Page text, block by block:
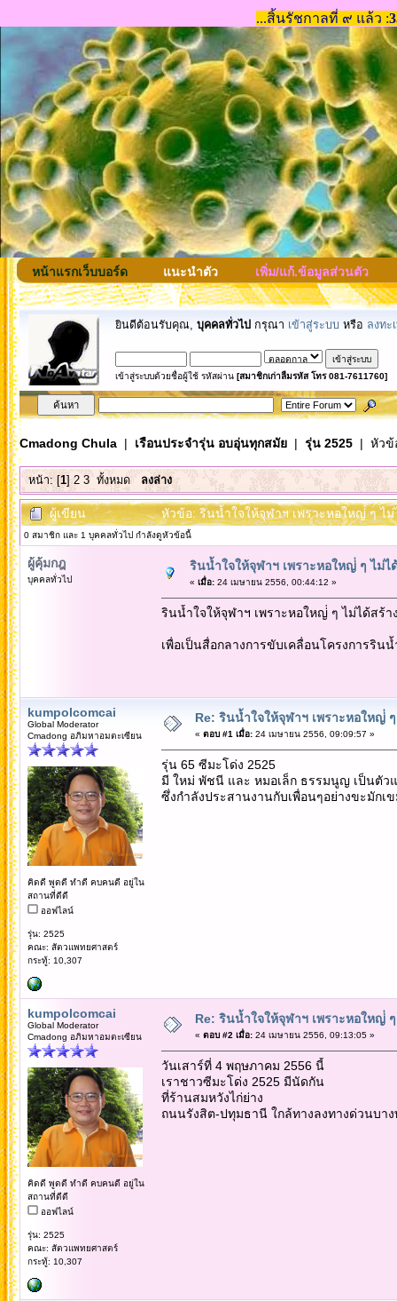
หน้าแรกเว็บบอร์ด แนะนำตัว เพิ่ม/แก้.ข้อมูลส่วนตัว
ยินดีต้อนรับคุณ, บุคคลทั่วไป กรุณา เข้าสู่ระบบ หรือ ลงทะ
เข้าสู่ระบบด้วยชื่อผู้ใช้ รหัสผ่าน [สมาชิกเก่าลืมรหัส โทร 081-7611760]
Cmadong Chula| เรือนประจำรุ่น อบอุ่นทุกสมัย| รุ่น 2525| หัวข้
หน้า: [1]2 3 ทั้งหมด ลงล่าง
ผู้เขียน หัวข้อ: รินน้ำใจให้จุฬาฯ เพราะหอใหญ่่ ๆ ไ
0 สมาชิก และ 1 บุคคลทั่วไป กำลังดูหัวข้อนี้
ผู้คุ้มกฎ
บุคคลทั่วไป
รินน้ำใจให้จุฬาฯ เพราะหอใหญ่่ ๆ ไม่
« เมื่อ:24 เมษายน 2556, 00:44:12 »
รินน้ำใจให้จุฬาฯ เพราะหอใหญ่่ ๆ ไม่ได้สร้
เพื่อเป็นสื่อกลางการขับเคลื่อนโครงการริน
kumpolcomcai
Global Moderator
Cmadong อภิมหาอมตะเซียน
คิดดี พูดดี ทำดี คบคนดี อยู่ใน
สถานที่ดีดี
ออฟไลน์
รุ่น: 2525
คณะ: สัตวแพทยศาสตร์
กระทู้: 10,307
Re: รินน้ำใจให้จุฬาฯ เพราะหอใหญ่่
« ตอบ #1 เมื่อ:24 เมษายน 2556, 09:09:57 »
รุ่น 65 ซีมะโด่ง 2525
มี ใหม่ พัชนี และ หมอเล็ก ธรรมนูญ เป็นตัว
ซึ่งกำลังประสานงานกับเพื่อนๆอย่างขะมักเ
kumpolcomcai
Global Moderator
Cmadong อภิมหาอมตะเซียน
คิดดี พูดดี ทำดี คบคนดี อยู่ใน
สถานที่ดีดี
ออฟไลน์
รุ่น: 2525
คณะ: สัตวแพทยศาสตร์
กระทู้: 10,307
Re: รินน้ำใจให้จุฬาฯ เพราะหอใหญ่่
« ตอบ #2 เมื่อ:24 เมษายน 2556, 09:13:05 »
วันเสาร์ที่ 4 พฤษภาคม 2556 นี้
เราชาวซีมะโด่ง 2525 มีนัดกัน
ที่ร้านสมหวังไก่ย่าง
ถนนรังสิต-ปทุมธานี ใกล้ทางลงทางด่วนบา